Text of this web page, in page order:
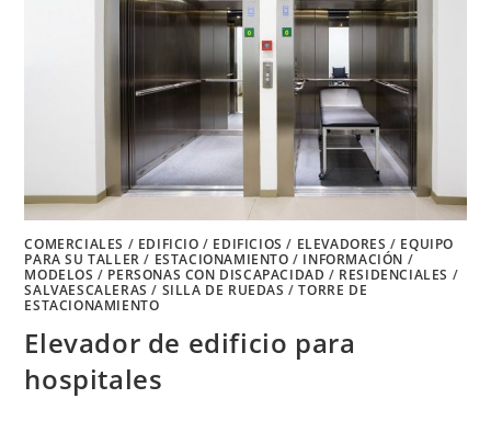
COMERCIALES / EDIFICIO / EDIFICIOS / ELEVADORES / EQUIPO
PARA SU TALLER / ESTACIONAMIENTO / INFORMACIÓN /
MODELOS / PERSONAS CON DISCAPACIDAD / RESIDENCIALES /
SALVAESCALERAS / SILLA DE RUEDAS /TORRE DE
ESTACIONAMIENTO
Elevador de edificio para
hospitales